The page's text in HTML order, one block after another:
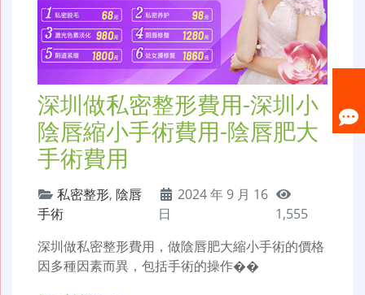
深圳做私密整形費用-深圳小
陰唇縮小手術費用-陰唇肥大
手術費用
私密整形, 陰唇
手術
2024 年 9 月 16
日
1,555
深圳做私密整形費用，做陰唇肥大縮小手術的價格
因多種因素而異，包括手術的操作��